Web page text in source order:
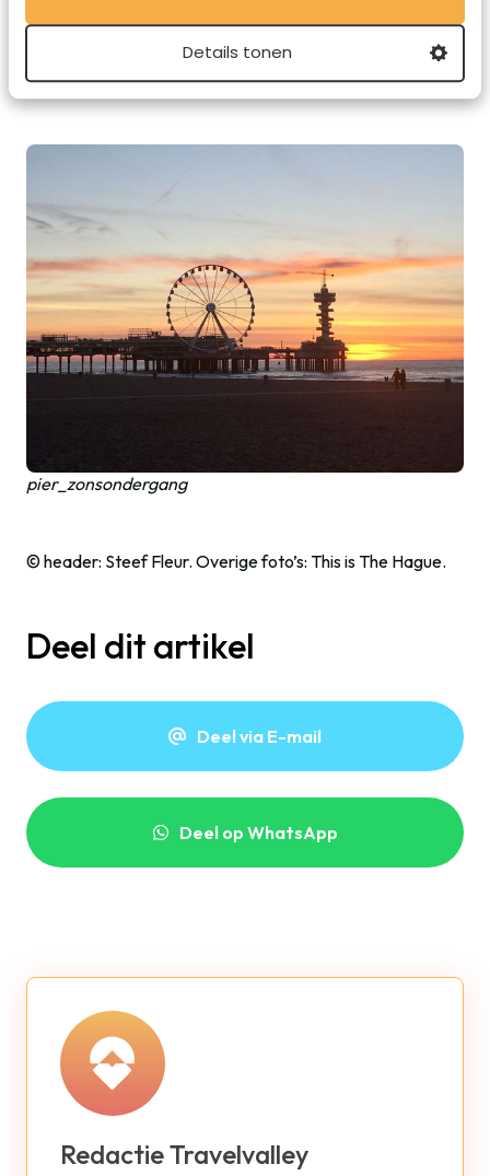
Details tonen
pier_suites_8
pier_zonsondergang
© header: Steef Fleur. Overige foto’s: This is The Hague.
Deel dit artikel
Deel via E-mail
Deel op WhatsApp
Redactie Travelvalley